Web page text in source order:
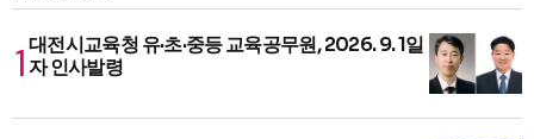
대전시교육청 유·초·중등 교육공무원, 2026. 9. 1일
자 인사발령